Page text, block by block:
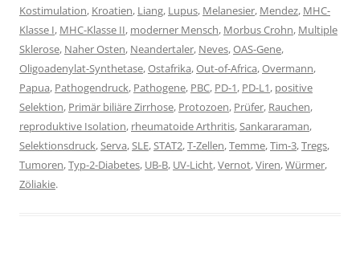
Kostimulation, Kroatien, Liang, Lupus, Melanesier, Mendez, MHC-
Klasse I, MHC-Klasse II, moderner Mensch, Morbus Crohn, Multiple
Sklerose, Naher Osten, Neandertaler, Neves,OAS-Gene,
Oligoadenylat-Synthetase,Ostafrika,Out-of-Africa,Overmann,
Papua, Pathogendruck, Pathogene, PBC, PD-1, PD-L1, positive
Selektion, Primär biliäre Zirrhose, Protozoen, Prüfer, Rauchen,
reproduktive Isolation, rheumatoide Arthritis,Sankararaman,
Selektionsdruck,Serva,SLE,STAT2,T-Zellen,Temme,Tim-3,Tregs,
Tumoren,Typ-2-Diabetes, UB-B, UV-Licht,Vernot,Viren,Würmer,
Zöliakie.